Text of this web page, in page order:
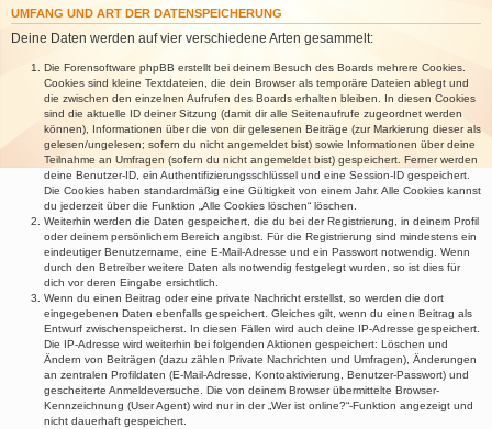
UMFANG UND ART DER DATENSPEICHERUNG
Deine Daten werden auf vier verschiedene Arten gesammelt:
Die Forensoftware phpBB erstellt bei deinem Besuch des Boards mehrere Cookies.
Cookies sind kleine Textdateien, die dein Browser als temporäre Dateien ablegt und
die zwischen den einzelnen Aufrufen des Boards erhalten bleiben. In diesen Cookies
sind die aktuelle ID deiner Sitzung (damit dir alle Seitenaufrufe zugeordnet werden
können), Informationen über die von dir gelesenen Beiträge (zur Markierung dieser als
gelesen/ungelesen; sofern du nicht angemeldet bist) sowie Informationen über deine
Teilnahme an Umfragen (sofern du nicht angemeldet bist) gespeichert. Ferner werden
deine Benutzer-ID, ein Authentifizierungsschlüssel und eine Session-ID gespeichert.
Die Cookies haben standardmäßig eine Gültigkeit von einem Jahr. Alle Cookies kannst
du jederzeit über die Funktion „Alle Cookies löschen“ löschen.
Weiterhin werden die Daten gespeichert, die du bei der Registrierung, in deinem Profil
oder deinem persönlichem Bereich angibst. Für die Registrierung sind mindestens ein
eindeutiger Benutzername, eine E-Mail-Adresse und ein Passwort notwendig. Wenn
durch den Betreiber weitere Daten als notwendig festgelegt wurden, so ist dies für
dich vor deren Eingabe ersichtlich.
Wenn du einen Beitrag oder eine private Nachricht erstellst, so werden die dort
eingegebenen Daten ebenfalls gespeichert. Gleiches gilt, wenn du einen Beitrag als
Entwurf zwischenspeicherst. In diesen Fällen wird auch deine IP-Adresse gespeichert.
Die IP-Adresse wird weiterhin bei folgenden Aktionen gespeichert: Löschen und
Ändern von Beiträgen (dazu zählen Private Nachrichten und Umfragen), Änderungen
an zentralen Profildaten (E-Mail-Adresse, Kontoaktivierung, Benutzer-Passwort) und
gescheiterte Anmeldeversuche. Die von deinem Browser übermittelte Browser-
Kennzeichnung (User Agent) wird nur in der „Wer ist online?“-Funktion angezeigt und
nicht dauerhaft gespeichert.